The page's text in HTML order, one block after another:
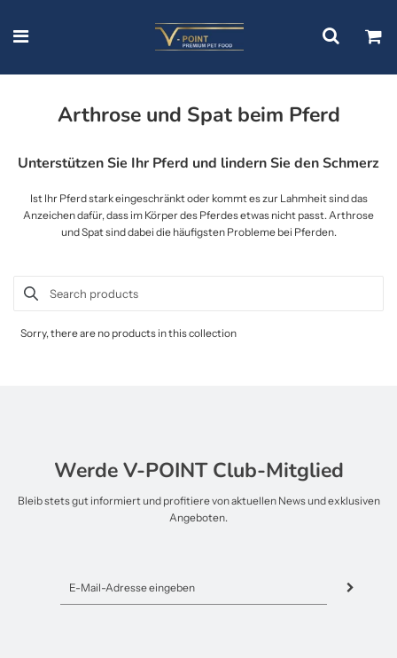
Arthrose und Spat beim Pferd
Unterstützen Sie Ihr Pferd und lindern Sie den Schmerz
Ist Ihr Pferd stark eingeschränkt oder kommt es zur Lahmheit sind das
Anzeichen dafür, dass im Körper des Pferdes etwas nicht passt. Arthrose
und Spat sind dabei die häufigsten Probleme bei Pferden.
Sorry, there are no products in this collection
Werde V-POINT Club-Mitglied
Bleib stets gut informiert und profitiere von aktuellen News und exklusiven
Angeboten.